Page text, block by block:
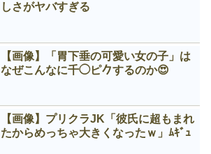
しさがヤバすぎる
【画像】「胃下垂の可愛い女の子」は
なぜこんなに千◯ピ𠂊するのか😍
【画像】プリクラJK「彼氏に超もまれ
たからめっちゃ大きくなったｗ」ﾑｷﾞｭ